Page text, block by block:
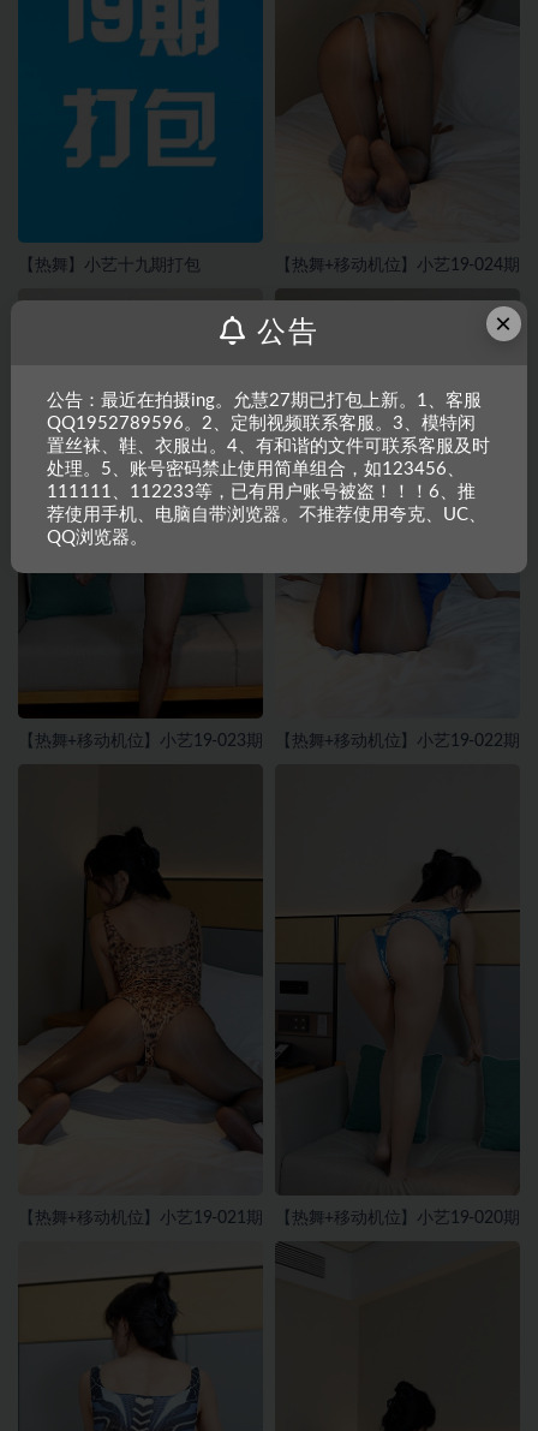
【热舞】小艺十九期打包 【热舞+移动机位】小艺19-024期
【热舞+移动机位】小艺19-023期 【热舞+移动机位】小艺19-022期
【热舞+移动机位】小艺19-021期 【热舞+移动机位】小艺19-020期
×
公告
公告：最近在拍摄ing。允慧27期已打包上新。1、客服
QQ1952789596。2、定制视频联系客服。3、模特闲
置丝袜、鞋、衣服出。4、有和谐的文件可联系客服及时
处理。5、账号密码禁止使用简单组合，如123456、
111111、112233等，已有用户账号被盗！！！6、推
荐使用手机、电脑自带浏览器。不推荐使用夸克、UC、
QQ浏览器。